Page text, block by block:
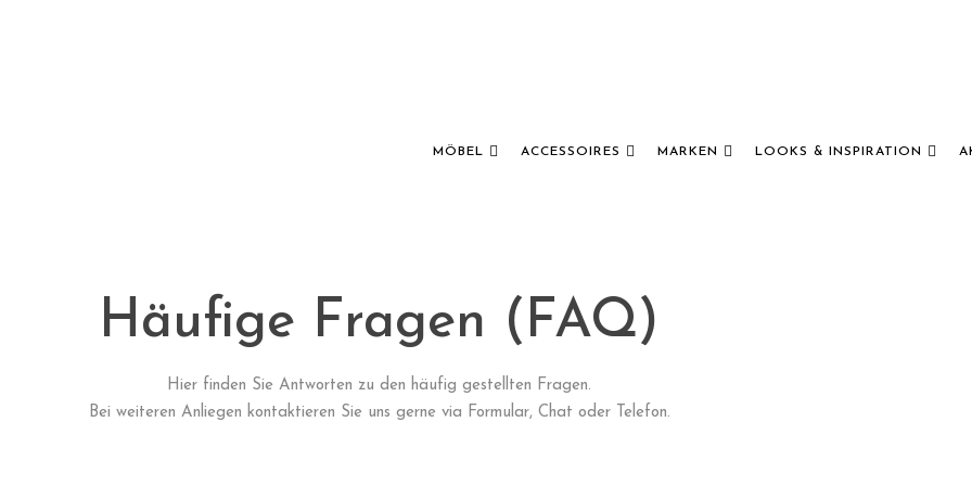
MÖBEL ACCESSOIRES MARKEN LOOKS & INSPIRATION
Häufige Fragen (FAQ)
Hier finden Sie Antworten zu den häufig gestellten Fragen.
Bei weiteren Anliegen kontaktieren Sie uns gerne via Formular, Chat oder Telefon.